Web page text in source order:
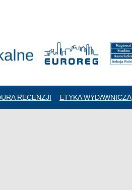
RECENZJI ETYKA WYDAWNICZA